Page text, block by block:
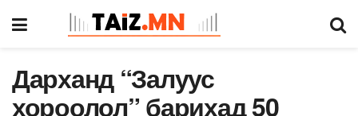
Дарханд “Залуус
хороолол” барихад 50